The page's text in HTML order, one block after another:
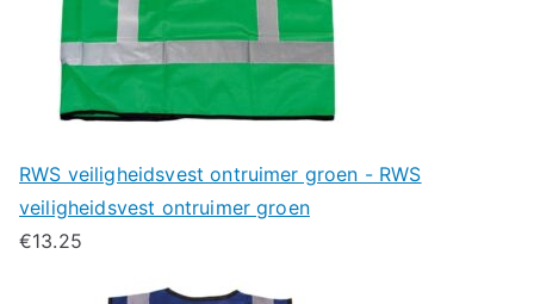
RWS veiligheidsvest ontruimer groen - RWS
veiligheidsvest ontruimer groen
€13.25